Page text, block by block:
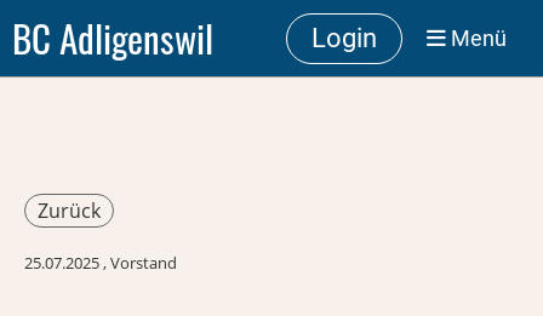
BC Adligenswil Login Menü
Zurück
25.07.2025, Vorstand